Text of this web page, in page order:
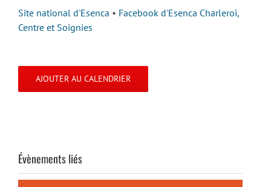
Site national d'Esenca • Facebook d'Esenca Charleroi,
Centre et Soignies
AJOUTER AU CALENDRIER
Évènements liés